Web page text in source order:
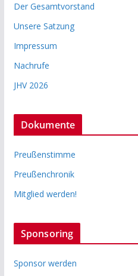
Der Gesamtvorstand
Unsere Satzung
Impressum
Nachrufe
JHV 2026
Dokumente
Preußenstimme
Preußenchronik
Mitglied werden!
Sponsoring
Sponsor werden